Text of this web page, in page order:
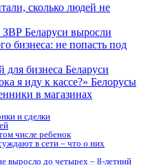
сколько людей не
Беларуси выросли
бизнеса: не попасть под
бизнеса Беларуси
я иду к кассе?» Белорусы
в магазинах
и сделки
числе ребенок
в сети – что о них
выросло до четырех – 8-летний